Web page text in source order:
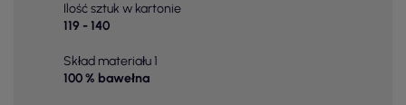
Ilość sztuk w kartonie
119 - 140
Skład materiału 1
100 % bawełna